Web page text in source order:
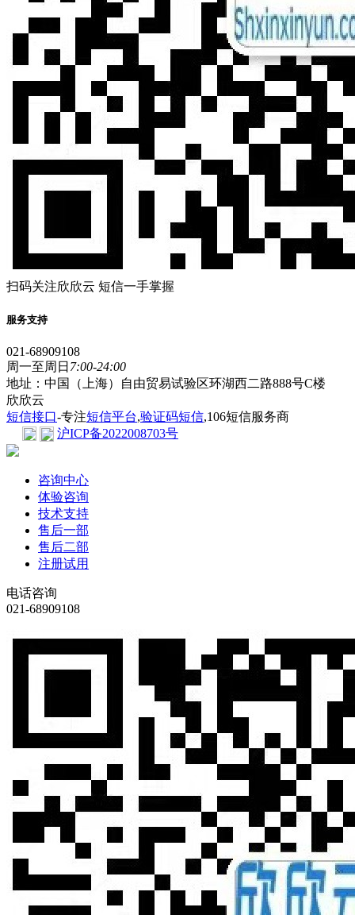
扫码关注欣欣云 短信一手掌握
服务支持
021-68909108
周一至周日 7:00-24:00
地址：中国（上海）自由贸易试验区环湖西二路888号C楼
欣欣云
短信接口-专注短信平台,验证码短信,106短信服务商
沪ICP备2022008703号
咨询中心
体验咨询
技术支持
售后一部
售后二部
注册试用
电话咨询
021-68909108